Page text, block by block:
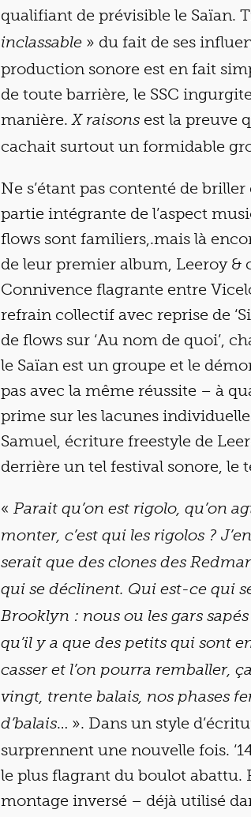
qualifiant de prévisible le Saïan.
inclassable » du fait de ses
production sonore est en fait
de toute barrière, le SSC
manière.X raisons est la preuve
cachait surtout un formidable
Ne s’étant pas contenté de
partie intégrante de l’aspect
flows sont familiers,.mais là
de leur premier album, Leeroy &
Connivence flagrante entre
refrain collectif avec reprise de
de flows sur ‘Au nom de quoi’,
le Saïan est un groupe et le
pas avec la même réussite – à
prime sur les lacunes
Samuel, écriture freestyle de
derrière un tel festival sonore, le
« Parait qu’on est rigolo, qu’on
monter, c’est qui les rigolos ?
serait que des clones des
qui se déclinent. Qui est-ce qui
Brooklyn : nous ou les gars
qu’il y a que des petits qui sont
casser et l’on pourra remballer,
vingt, trente balais, nos phases
d’balais… ». Dans un style
surprennent une nouvelle fois.
le plus flagrant du boulot
montage inversé – déjà utilisé